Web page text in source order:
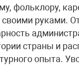
фольклору,
руками.
страны и
опыта.